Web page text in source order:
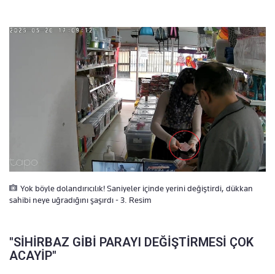
Yok böyle dolandırıcılık! Saniyeler içinde yerini değiştirdi, dükkan
sahibi neye uğradığını şaşırdı - 3. Resim
''SİHİRBAZ GİBİ PARAYI DEĞİŞTİRMESİ ÇOK
ACAYİP''